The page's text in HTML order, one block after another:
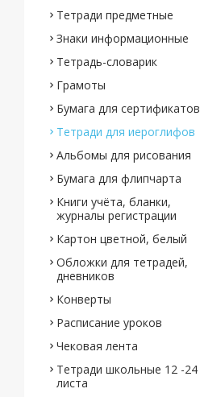
Тетради предметные
Знаки информационные
Тетрадь-словарик
Грамоты
Бумага для сертификатов
Тетради для иероглифов
Альбомы для рисования
Бумага для флипчарта
Книги учёта, бланки,
журналы регистрации
Картон цветной, белый
Обложки для тетрадей,
дневников
Конверты
Расписание уроков
Чековая лента
Тетради школьные 12 -24
листа